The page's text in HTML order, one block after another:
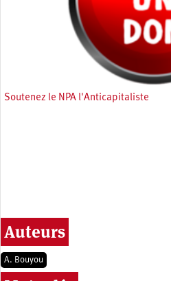
Soutenez le NPA l'Anticapitaliste
Auteurs
A. Bouyou